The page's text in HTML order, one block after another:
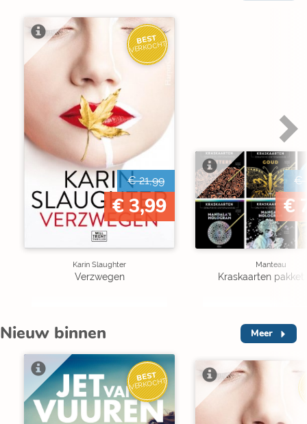
BEST
VERKOCHT
€ 21,99
€ 3,99
Karin Slaughter
Verzwegen
€
€
Manteau
Kraskaarten pakket
Nieuw binnen Meer
BEST
VERKOCHT